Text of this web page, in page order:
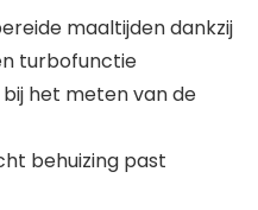
maaltijden dankzij
turbofunctie
het meten van de
behuizing past